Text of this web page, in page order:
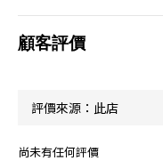
顧客評價
尚未有任何評價